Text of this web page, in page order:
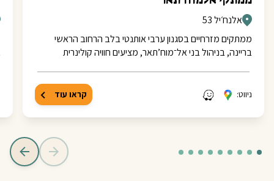
אלנח׳יל 53
ממתקים מזרחיים בסגנון ערבי אותנטי בלב הרחוב הראשי
בריינה, בניהול בני אל־מוח’תאר, מציעים חוויה קולינרית
ניווט: קראו עוד